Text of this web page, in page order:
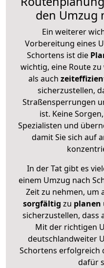
den Umzug
Ein weiterer
Vorbereitung eines
Schortens ist die
wichtig, eine Route
als auch
sicherzustellen,
Straßensperrungen
ist. Keine
Spezialisten und
damit Sie sich auf
In der Tat gibt es
einem Umzug nach
Zeit zu nehmen, um
sorgfältig zu planen
sicherzustellen, dass
Mit der richtigen
deutschlandweiter
Schortens
dafür